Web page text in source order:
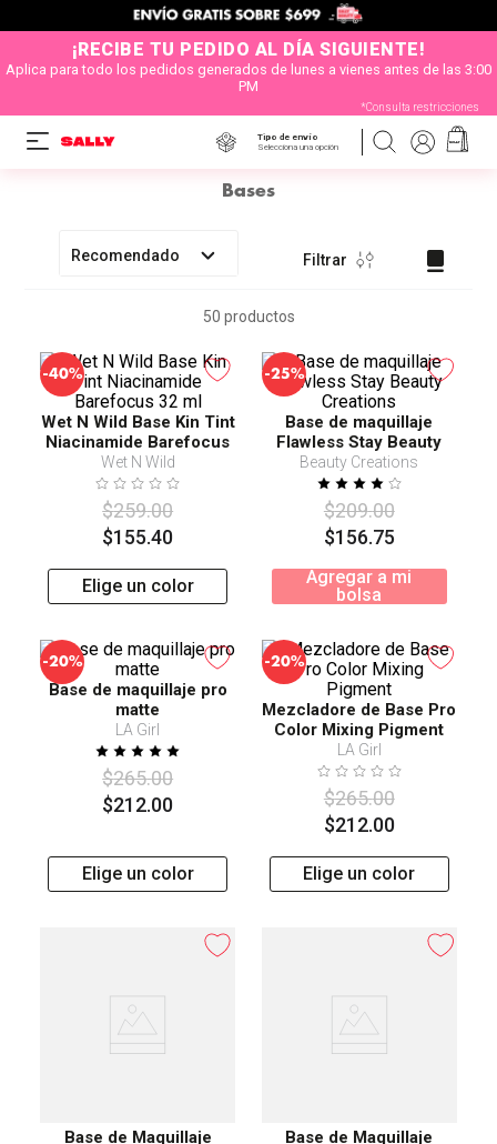
¡RECIBE TU PEDIDO AL DÍA SIGUIENTE!
Aplica para todo los pedidos generados de lunes a vienes antes de las 3:00
PM
*Consulta restricciones
Tipo de envío
Selecciona una opción
Bases
Recomendado Filtrar
50 productos
-40%
Wet N Wild Base Kin Tint
Niacinamide Barefocus
32 ml
Wet N Wild
$259.00
$155.40
Elige un color
-25%
Base de maquillaje
Flawless Stay Beauty
Creations
Beauty Creations
$209.00
$156.75
Agregar a mi
bolsa
-20%
Base de maquillaje pro
matte
LA Girl
$265.00
$212.00
Elige un color
-20%
Mezcladore de Base Pro
Color Mixing Pigment
LA Girl
$265.00
$212.00
Elige un color
Base de Maquillaje
Base de Maquillaje